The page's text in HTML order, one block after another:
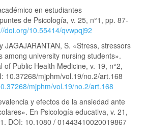
en estudiantes
de Psicología, v. 25, n°1, pp. 87-
doi.org/10.55414/qvwpqj92
S. «Stress, stressors
among university nursing students».
of Public Health Medicine, v. 19, n°2,
10.37268/mjphm/vol.19/no.2/art.168
mjphm/vol.19/no.2/art.168
y efectos de la ansiedad ante
En Psicología educativa, v. 21,
DOI: 10.1080 / 01443410020019867